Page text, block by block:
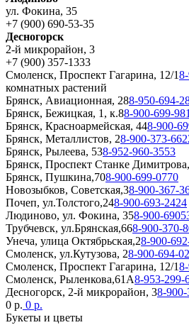
ул. Фокина, 35
+7 (900) 690-53-35
Десногорск
2-й микрорайон, 3
+7 (900) 357-1333
Смоленск, Проспект Гагарина, 12/1
комнатных растений
Брянск, Авиационная, 288-950-694-
Брянск, Бежицкая, 1, к.88-900-699-
Брянск, Красноармейская, 448-900-
Брянск, Металлистов, 28-900-373-
Брянск, Рылеева, 538-952-960-3553
Брянск, Проспект Станке
Брянск, Пушкина,708-900-699-0770
Новозыбков, Советская,38-900-367-
Почеп, ул.Толстого,248-900-693-2424
Людиново, ул. Фокина, 358-900-
Трубчевск, ул.Брянская,668-900-370-
Унеча, улица Октябрьская,28-900-
Смоленск, ул.Кутузова, 28-900-694-
Смоленск, Проспект Гагарина, 12/1
Смоленск, Рыленкова,61А8-953-299-
Десногорск, 2-й микрорайон, 38-
0 р. 0 р.
Букеты и цветы